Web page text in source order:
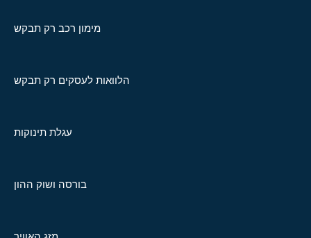
מימון רכב רק תבקש
הלוואות לעסקים רק תבקש
עגלת תינוקות
בורסה ושוק ההון